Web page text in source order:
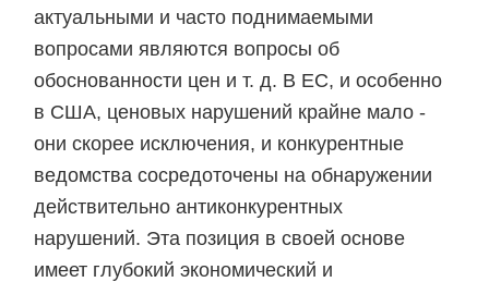
актуальными и часто поднимаемыми
вопросами являются вопросы об
обоснованности цен и т. д. В ЕС, и особенно
в США, ценовых нарушений крайне мало -
они скорее исключения, и конкурентные
ведомства сосредоточены на обнаружении
действительно антиконкурентных
нарушений. Эта позиция в своей основе
имеет глубокий экономический и